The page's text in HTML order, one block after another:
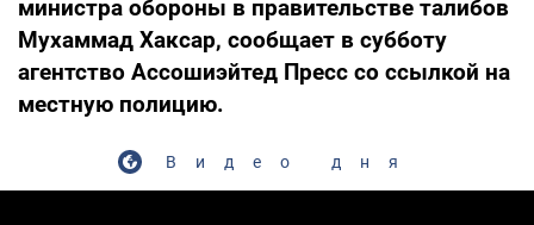
министра обороны в правительстве талибов
Мухаммад Хаксар, сообщает в субботу
агентство Ассошиэйтед Пресс со ссылкой на
местную полицию.
Видео дня